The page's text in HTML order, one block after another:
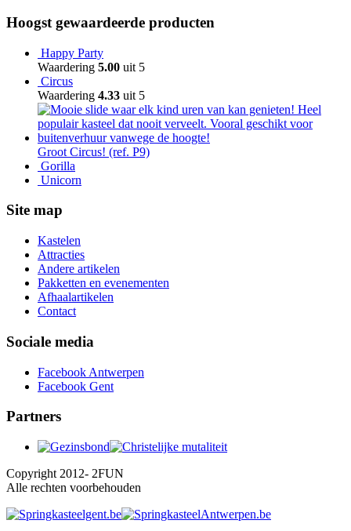
Hoogst gewaardeerde producten
Happy Party
Waardering 5.00 uit 5
Circus
Waardering 4.33 uit 5
Groot Circus! (ref. P9)
Gorilla
Unicorn
Site map
Kastelen
Attracties
Andere artikelen
Pakketten en evenementen
Afhaalartikelen
Contact
Sociale media
Facebook Antwerpen
Facebook Gent
Partners
Copyright 2012- 2FUN
Alle rechten voorbehouden